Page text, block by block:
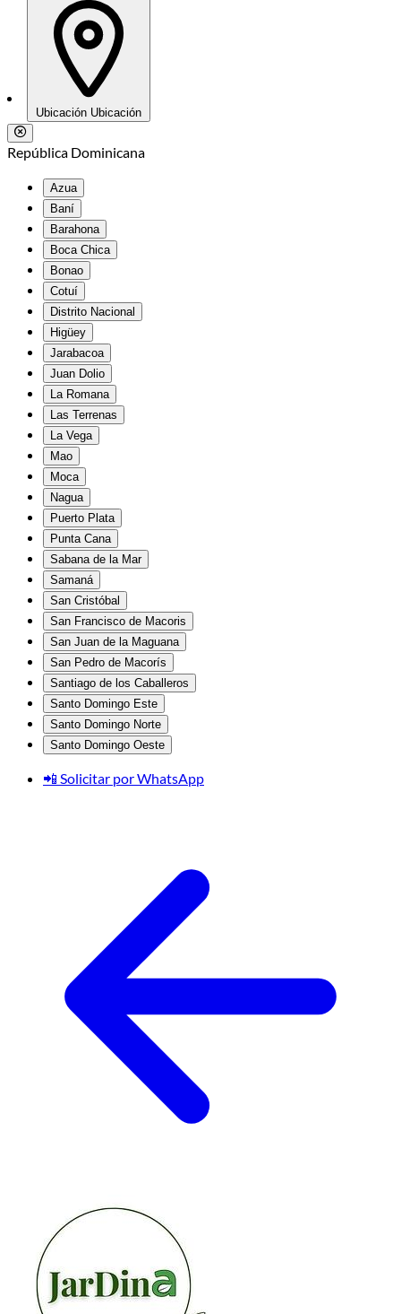
Ubicación Ubicación
República Dominicana
Azua
Baní
Barahona
Boca Chica
Bonao
Cotuí
Distrito Nacional
Higüey
Jarabacoa
Juan Dolio
La Romana
Las Terrenas
La Vega
Mao
Moca
Nagua
Puerto Plata
Punta Cana
Sabana de la Mar
Samaná
San Cristóbal
San Francisco de Macoris
San Juan de la Maguana
San Pedro de Macorís
Santiago de los Caballeros
Santo Domingo Este
Santo Domingo Norte
Santo Domingo Oeste
📲 Solicitar por WhatsApp